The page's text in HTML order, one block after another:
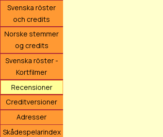
Svenska röster
och credits
Norske stemmer
og credits
Svenska röster -
Kortfilmer
Recensioner
Creditversioner
Adresser
Skådespelarindex